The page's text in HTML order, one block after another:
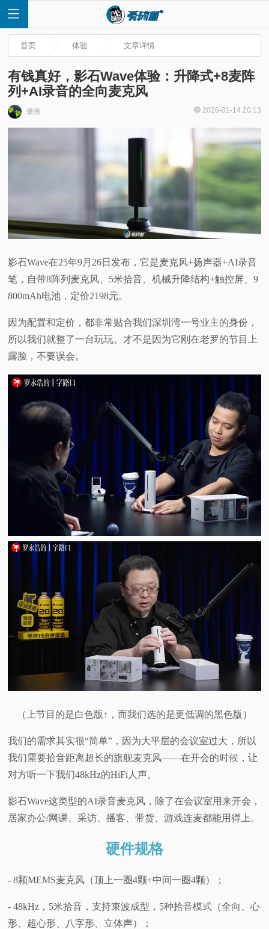
首
评
测
频
普
首页 体验 文章详情
有钱真好，影石Wave体验：升降式+8麦阵
列+AI录音的全向麦克风
量衡 2026-01-14 20:13
影石Wave在25年9月26日发布，它是麦克风+扬声器+AI录音
笔，自带8阵列麦克风、5米拾音、机械升降结构+触控屏、9
800mAh电池，定价2198元。
因为配置和定价，都非常贴合我们深圳湾一号业主的身份，
所以我们就整了一台玩玩。才不是因为它刚在老罗的节目上
露脸，不要误会。
（上节目的是白色版↑，而我们选的是更低调的黑色版）
我们的需求其实很“简单”，因为大平层的会议室过大，所以
我们需要拾音距离超长的旗舰麦克风——在开会的时候，让
对方听一下我们48kHz的HiFi人声。
影石Wave这类型的AI录音麦克风，除了在会议室用来开会，
居家办公/网课、采访、播客、带货、游戏连麦都能用得上。
硬件规格
- 8颗MEMS麦克风（顶上一圈4颗+中间一圈4颗）；
- 48kHz，5米拾音，支持束波成型，5种拾音模式（全向、心
形、超心形、八字形、立体声）；